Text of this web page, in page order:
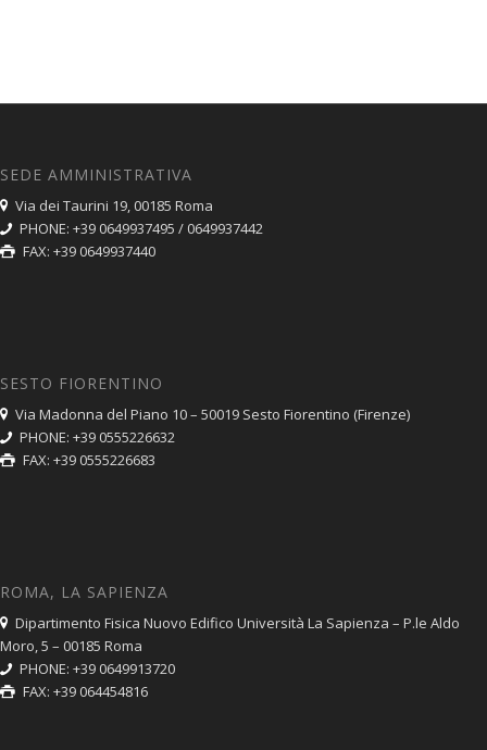
SEDE AMMINISTRATIVA
Via dei Taurini 19, 00185 Roma
PHONE: +39 0649937495 / 0649937442
FAX: +39 0649937440
SESTO FIORENTINO
Via Madonna del Piano 10 – 50019 Sesto Fiorentino (Firenze)
PHONE: +39 0555226632
FAX: +39 0555226683
ROMA, LA SAPIENZA
Dipartimento Fisica Nuovo Edifico Università La Sapienza – P.le Aldo
Moro, 5 – 00185 Roma
PHONE: +39 0649913720
FAX: +39 064454816